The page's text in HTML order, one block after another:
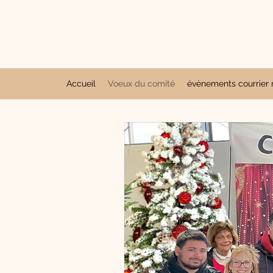
Accueil Voeux du comité évènements